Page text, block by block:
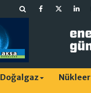
Doğalgaz
Nükleer